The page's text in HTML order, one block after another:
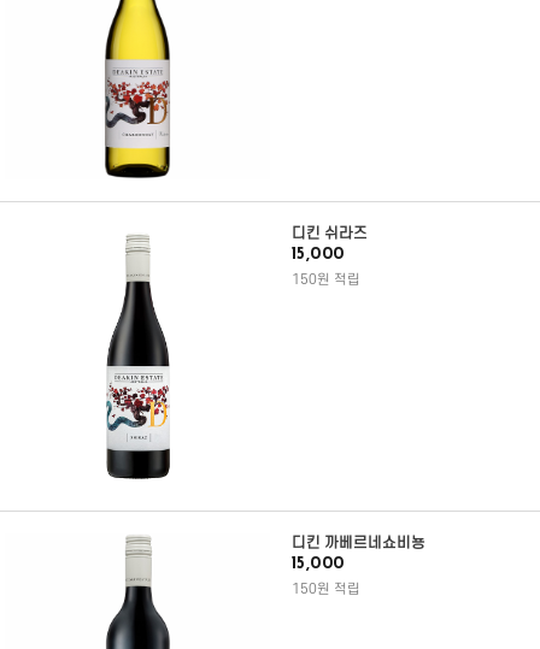
디킨 쉬라즈
15,000
150원 적립
디킨 까베르네쇼비뇽
15,000
150원 적립